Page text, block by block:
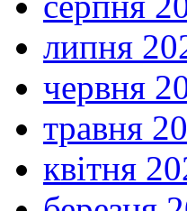
липня
червня
травня
квітня